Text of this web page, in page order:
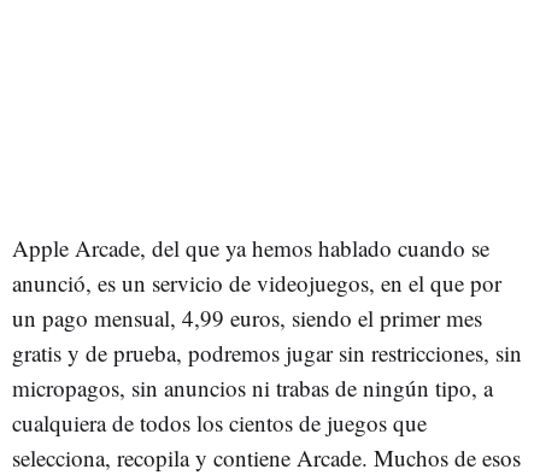
Apple Arcade, del que ya hemos hablado cuando se
anunció, es un servicio de videojuegos, en el que por
un pago mensual, 4,99 euros, siendo el primer mes
gratis y de prueba, podremos jugar sin restricciones, sin
micropagos, sin anuncios ni trabas de ningún tipo, a
cualquiera de todos los cientos de juegos que
selecciona, recopila y contiene Arcade. Muchos de esos